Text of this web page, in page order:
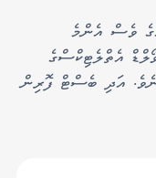
ވެސް އެންމެ
އެތްލެޓިކްސްގެ
އަދި ބެސްޓް ފޮރިން